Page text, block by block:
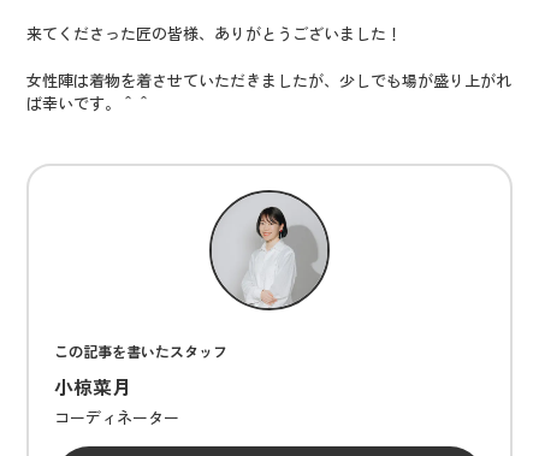
来てくださった匠の皆様、ありがとうございました！
女性陣は着物を着させていただきましたが、少しでも場が盛り上がれ
ば幸いです。＾＾
この記事を書いたスタッフ
小椋菜月
コーディネーター